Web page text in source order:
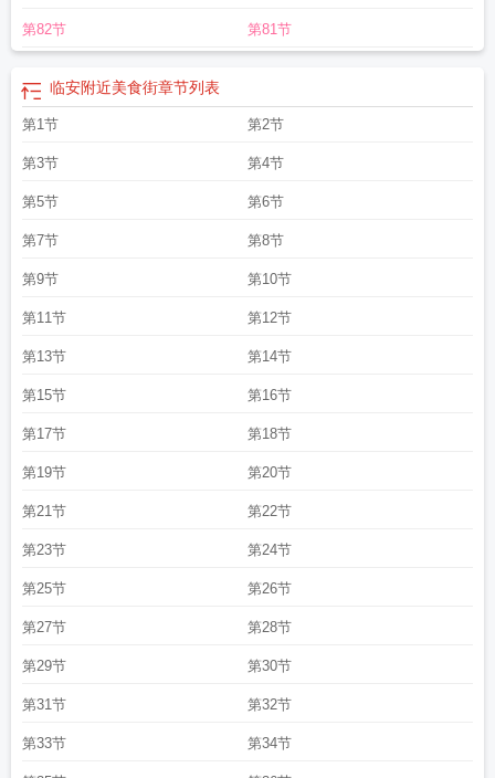
第82节 第81节
临安附近美食街章节列表
第1节 第2节
第3节 第4节
第5节 第6节
第7节 第8节
第9节 第10节
第11节 第12节
第13节 第14节
第15节 第16节
第17节 第18节
第19节 第20节
第21节 第22节
第23节 第24节
第25节 第26节
第27节 第28节
第29节 第30节
第31节 第32节
第33节 第34节